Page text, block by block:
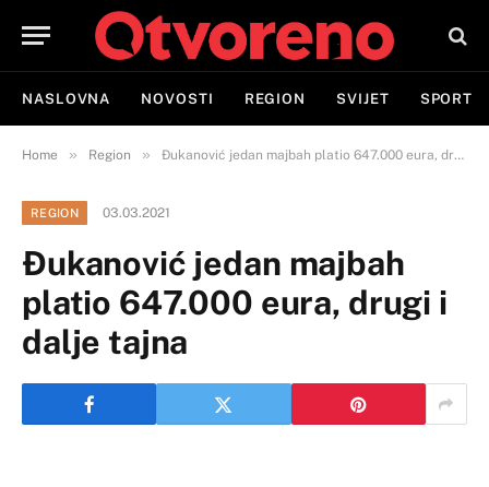
NASLOVNA NOVOSTI REGION SVIJET SPORT
Home » Region » Đukanović jedan majbah platio 647.000 eura, drugi i dalje tajna
REGION 03.03.2021
Đukanović jedan majbah
platio 647.000 eura, drugi i
dalje tajna